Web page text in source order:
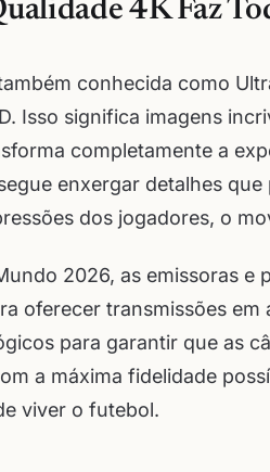
4K Faz
conhecida como
Isso significa imagens
completamente a
enxergar detalhes
dos jogadores, o
2026, as emissoras
oferecer transmissões em
para garantir que as
a máxima fidelidade
viver o futebol.